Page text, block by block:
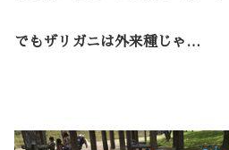
でもザリガニは外来種じゃ…